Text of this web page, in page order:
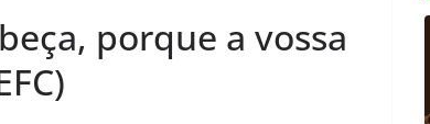
porque a vossa